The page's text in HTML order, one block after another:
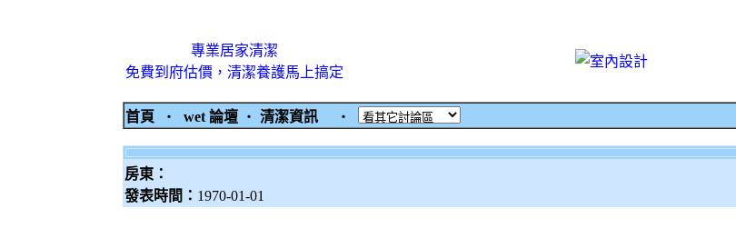
專業居家清潔
免費到府估價，清潔養護馬上搞定
首頁 ‧ wet 論壇 ‧ 清潔資訊 ‧
房東：
發表時間： 1970-01-01